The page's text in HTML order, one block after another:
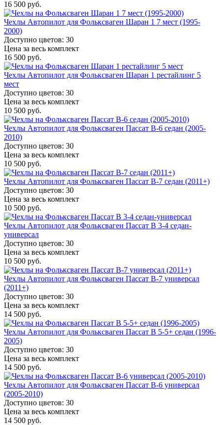
16 500 руб.
Чехлы Автопилот для Фольксваген Шаран 1 7 мест (1995-
2000)
Доступно цветов: 30
Цена за весь комплект
16 500 руб.
Чехлы Автопилот для Фольксваген Шаран 1 рестайлинг 5
мест
Доступно цветов: 30
Цена за весь комплект
10 500 руб.
Чехлы Автопилот для Фольксваген Пассат B-6 седан (2005-
2010)
Доступно цветов: 30
Цена за весь комплект
10 500 руб.
Чехлы Автопилот для Фольксваген Пассат B-7 седан (2011+)
Доступно цветов: 30
Цена за весь комплект
10 500 руб.
Чехлы Автопилот для Фольксваген Пассат B 3-4 седан-
универсал
Доступно цветов: 30
Цена за весь комплект
10 500 руб.
Чехлы Автопилот для Фольксваген Пассат B-7 универсал
(2011+)
Доступно цветов: 30
Цена за весь комплект
14 500 руб.
Чехлы Автопилот для Фольксваген Пассат B 5-5+ седан (1996-
2005)
Доступно цветов: 30
Цена за весь комплект
14 500 руб.
Чехлы Автопилот для Фольксваген Пассат B-6 универсал
(2005-2010)
Доступно цветов: 30
Цена за весь комплект
14 500 руб.